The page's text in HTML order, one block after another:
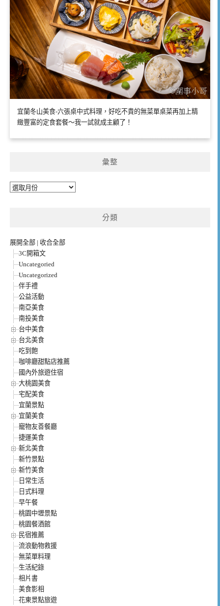
宜蘭冬山美食-六張桌中式料理，好吃不貴的無菜單桌菜再加上精
緻豐富的定食套餐～我一試就成主顧了！
彙整
彙
分類
展開全部 | 收合全部
3C開箱文
Uncategoried
Uncategorized
伴手禮
公益活動
南亞美食
南投美食
台中美食
台北美食
吃到飽
咖啡廳甜點店推薦
國內外旅遊住宿
大桃園美食
宅配美食
宜蘭景點
宜蘭美食
寵物友善餐廳
捷運美食
新北美食
新竹景點
新竹美食
日常生活
日式料理
早午餐
桃園中壢景點
桃園餐酒館
民宿推薦
流浪動物救援
無菜單料理
生活紀錄
相片書
美食影相
花東景點旅遊